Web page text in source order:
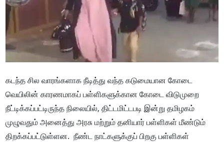
கடந்த சில வாரங்களாக நீடித்து வந்த கடுமையான கோடை
வெயிலின் காரணமாகப் பள்ளிகளுக்கான கோடை விடுமுறை
நீட்டிக்கப்பட்டிருந்த நிலையில், திட்டமிட்டபடி இன்று தமிழகம்
முழுவதும் அனைத்து அரசு மற்றும் தனியார் பள்ளிகள் மீண்டும்
திறக்கப்பட்டுள்ளன. நீண்ட நாட்களுக்குப் பிறகு பள்ளிகள்